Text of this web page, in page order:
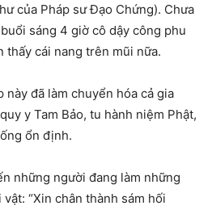
của Pháp sư Đạo Chứng). Chưa
sáng 4 giờ cô dậy công phu
thấy cái nang trên mũi nữa.
này đã làm chuyển hóa cả gia
y Tam Bảo, tu hành niệm Phật,
ổn định.
những người đang làm những
“Xin chân thành sám hối